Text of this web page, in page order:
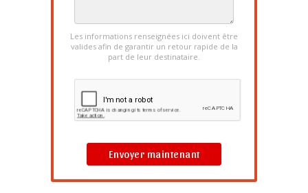
Les informations renseignées ici doivent être
valides afin de garantir un retour rapide de la
part de leur destinataire.
Envoyer maintenant